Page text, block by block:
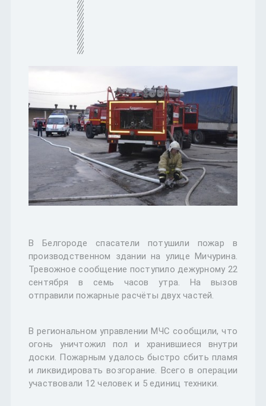
В Белгороде спасатели потушили пожар в
производственном здании на улице Мичурина.
Тревожное сообщение поступило дежурному 22
сентября в семь часов утра. На вызов
отправили пожарные расчёты двух частей.
В региональном управлении МЧС сообщили, что
огонь уничтожил пол и хранившиеся внутри
доски. Пожарным удалось быстро сбить пламя
и ликвидировать возгорание. Всего в операции
участвовали 12 человек и 5 единиц техники.